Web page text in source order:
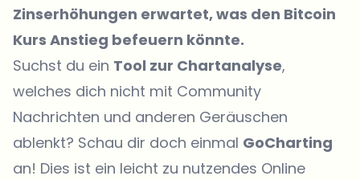
Zinserhöhungen erwartet, was den Bitcoin
Kurs Anstieg befeuern könnte.
Suchst du ein Tool zur Chartanalyse,
welches dich nicht mit Community
Nachrichten und anderen Geräuschen
ablenkt? Schau dir doch einmal GoCharting
an! Dies ist ein leicht zu nutzendes Online